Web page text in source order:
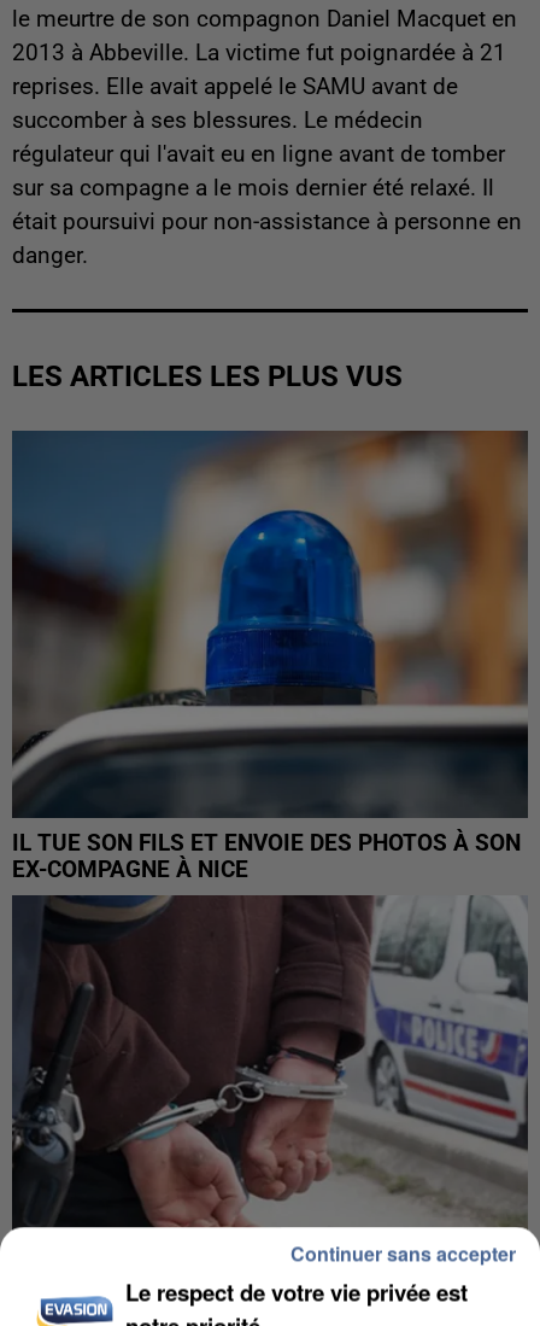
le meurtre de son compagnon Daniel Macquet en
2013 à Abbeville. La victime fut poignardée à 21
reprises. Elle avait appelé le SAMU avant de
succomber à ses blessures. Le médecin
régulateur qui l'avait eu en ligne avant de tomber
sur sa compagne a le mois dernier été relaxé. Il
était poursuivi pour non-assistance à personne en
danger.
LES ARTICLES LES PLUS VUS
IL TUE SON FILS ET ENVOIE DES PHOTOS À SON
EX-COMPAGNE À NICE
L’UN DES FONDATEURS SUPPOSÉS DE LA DZ
Le respect de votre vie privée est
Continuer sans accepter